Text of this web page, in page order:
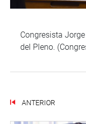
Congresista
del Pleno.
ANTERIOR